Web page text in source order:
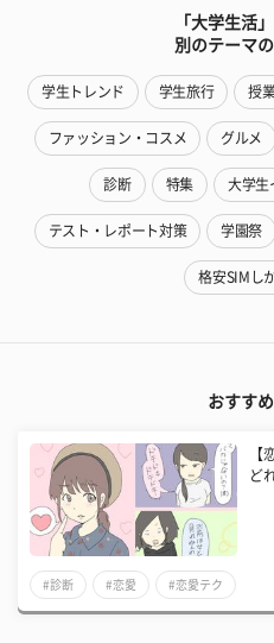
「大学生活
別のテーマ
学生トレンド 学生旅行 授
ファッション・コスメ グルメ
診断 特集 大学生
テスト・レポート対策 学園祭
格安SIMし
おすす
【
ど
#診断 #恋愛 #恋愛テク